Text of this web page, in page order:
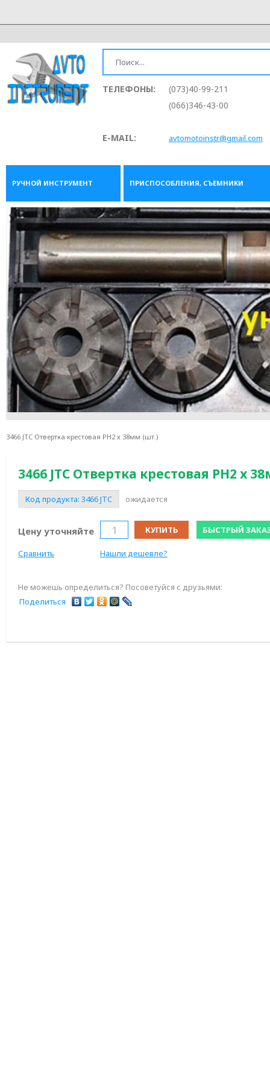
ТЕЛЕФОНЫ:
(073)40-99-211
(066)346-43-00
E-MAIL: avtomotoinstr@gmail.com
РУЧНОЙ ИНСТРУМЕНТ ПРИСПОСОБЛЕНИЯ, СЪЕМНИКИ
3466 JTC Отвертка крестовая PH2 х 38мм (шт.)
3466 JTC Отвертка крестовая PH2 х
Код продукта: 3466 JTC ожидается
Цену уточняйте КУПИТЬ БЫСТРЫЙ
Сравнить Нашли дешевле?
Не можешь определиться? Посоветуйся с друзьями:
Поделиться